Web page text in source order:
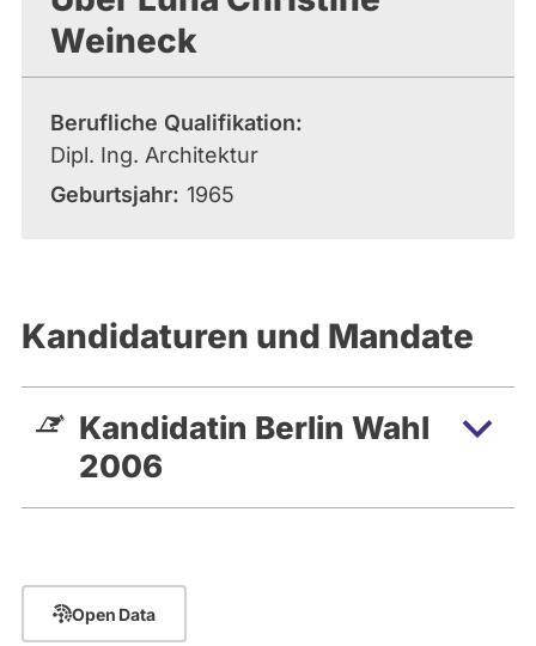
Weineck
Berufliche Qualifikation
Dipl. Ing. Architektur
Geburtsjahr 1965
Kandidaturen und Mandate
Kandidatin Berlin Wahl
2006
Open Data